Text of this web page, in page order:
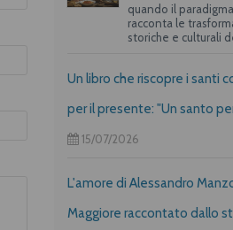
quando il
racconta le
storiche e culturali
Un libro che riscopre i santi
per il presente: "Un santo
15/07/2026
L'amore di Alessandro
Maggiore raccontato dallo